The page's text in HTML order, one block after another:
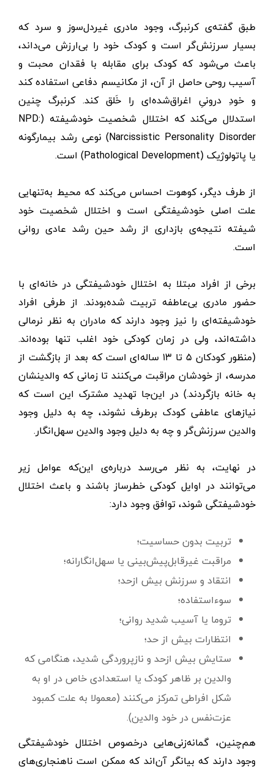
طبق گفته‌ی کرنبرگ، وجود مادری غیردل‌سوز و سرد که
بسیار سرزنش‌گر است و کودک خود را بی‌ارزش می‌داند،
باعث می‌شود که کودک برای مقابله با فقدان محبت و
آسیب روحی حاصل از آن، از مکانیسم دفاعی استفاده کند
و خودِ درونیِ اغراق‌شده‌ای را خَلق کند. کرنبرگ چنین
استدلال می‌کند که اختلال شخصیت خودشیفته (NPD:
Narcissistic Personality Disorder) نوعی رشد بیمارگونه
یا پاتولوژیک (Pathological Development) است.
از طرف دیگر، کوهوت احساس می‌کند که محیط به‌تنهایی
علت اصلی خودشیفتگی است و اختلال شخصیت خود
شیفته نتیجه‌ی بازداری از رشد حین رشد عادی روانی
است.
برخی از افراد مبتلا به اختلال خودشیفتگی در خانه‌ای با
حضور مادری بی‌عاطفه تربیت شده‌بودند. از طرفی افراد
خودشیفته‌ای را نیز وجود دارند که مادران به نظر نرمالی
داشته‌اند، ولی در زمان کودکی خود اغلب تنها بوده‌اند.
(منظور کودکان ۵ تا ۱۳ ساله‌ا‌ی است که بعد از بازگشت از
مدرسه، از خودشان مراقبت می‌کنند تا زمانی که والدینشان
به خانه بازگردند.) در این‌جا تهدید مشترک این است که
نیازهای عاطفی کودک برطرف نشوند، چه به دلیل وجود
والدین سرزنش‌گر و چه به دلیل وجود والدین سهل‌انگار.
در نهایت، به نظر می‌رسد درباره‌ی این‌که عوامل زیر
می‌توانند در اوایل کودکی خطرساز باشند و باعث اختلال
خودشیفتگی شوند، توافق وجود دارد:
تربیت بدون حساسیت؛
مراقبت غیرقابل‌پیش‌بینی یا سهل‌انگارانه؛
انتقاد و سرزنش بیش ‌ازحد؛
سوءاستفاده؛
تروما یا آسیب شدید روانی؛
انتظارات بیش ‌از ‌حد؛
ستایش بیش ‌ازحد و نازپروردگی شدید، هنگامی که
والدین بر ظاهر کودک یا استعدادی خاص در او به
شکل افراطی تمرکز می‌کنند (معمولا به علت کمبود
عزت‌نفس در خود والدین).
هم‌چنین، گمانه‌زنی‌هایی درخصوص اختلال خودشیفتگی
وجود دارند که بیانگر آن‌اند که ممکن است ناهنجاری‌های